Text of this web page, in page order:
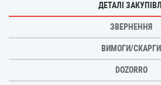
ДЕТАЛІ ЗАКУПІВЛІ
ЗВЕРНЕННЯ
ВИМОГИ/СКАРГИ
DOZORRO